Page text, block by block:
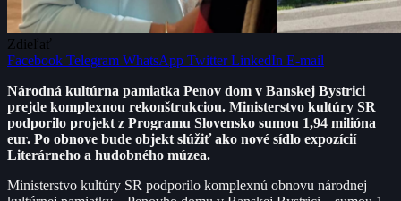
Zdieľať
Facebook Telegram WhatsApp Twitter LinkedIn E-mail
Národná kultúrna pamiatka Penov dom v Banskej Bystrici
prejde komplexnou rekonštrukciou. Ministerstvo kultúry SR
podporilo projekt z Programu Slovensko sumou 1,94 milióna
eur. Po obnove bude objekt slúžiť ako nové sídlo expozícií
Literárneho a hudobného múzea.
Ministerstvo kultúry SR podporilo komplexnú obnovu národnej